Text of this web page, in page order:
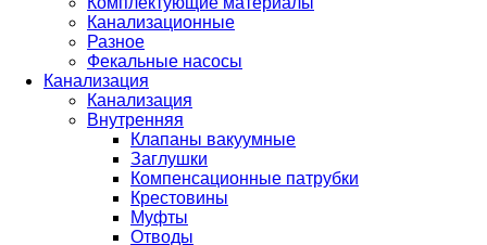
Канализационные
Разное
Фекальные насосы
Канализация
Канализация
Внутренняя
Клапаны вакуумные
Заглушки
Компенсационные патрубки
Крестовины
Муфты
Отводы